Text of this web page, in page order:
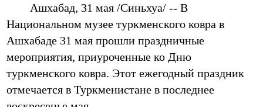
Ашхабад, 31 мая /Синьхуа/ -- В
Национальном музее туркменского ковра в
Ашхабаде 31 мая прошли праздничные
мероприятия, приуроченные ко Дню
туркменского ковра. Этот ежегодный праздник
отмечается в Туркменистане в последнее